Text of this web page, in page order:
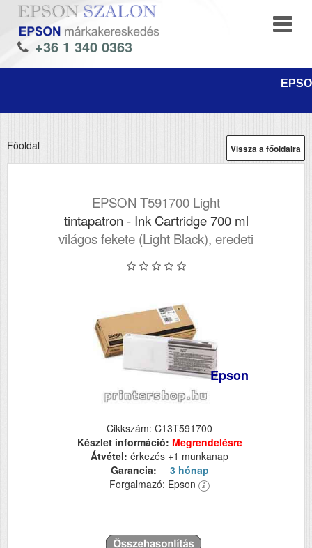
+36 1 340 0363
Vissza a főoldalra
Főoldal
EPSON T591700 Light
tintapatron - Ink Cartridge 700 ml
világos fekete (Light Black), eredeti
Epson
Cikkszám: C13T591700
Készlet információ: Megrendelésre
Átvétel: érkezés +1 munkanap
Garancia:
3 hónap
Forgalmazó: Epson